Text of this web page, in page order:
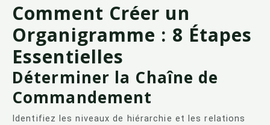
Comment Créer un
Organigramme : 8 Étapes
Essentielles
Déterminer la Chaîne de
Commandement
Identifiez les niveaux de hiérarchie et les relations